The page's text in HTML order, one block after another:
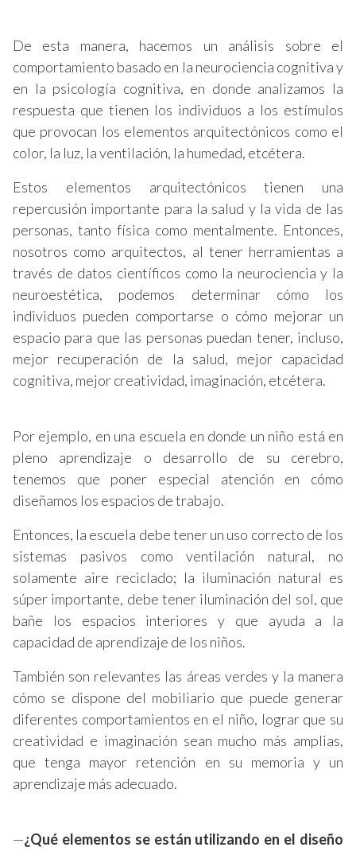
De esta manera, hacemos un análisis sobre el
comportamiento basado en la neurociencia cognitiva y
en la psicología cognitiva, en donde analizamos la
respuesta que tienen los individuos a los estímulos
que provocan los elementos arquitectónicos como el
color, la luz, la ventilación, la humedad, etcétera.
Estos elementos arquitectónicos tienen una
repercusión importante para la salud y la vida de las
personas, tanto física como mentalmente. Entonces,
nosotros como arquitectos, al tener herramientas a
través de datos científicos como la neurociencia y la
neuroestética, podemos determinar cómo los
individuos pueden comportarse o cómo mejorar un
espacio para que las personas puedan tener, incluso,
mejor recuperación de la salud, mejor capacidad
cognitiva, mejor creatividad, imaginación, etcétera.
Por ejemplo, en una escuela en donde un niño está en
pleno aprendizaje o desarrollo de su cerebro,
tenemos que poner especial atención en cómo
diseñamos los espacios de trabajo.
Entonces, la escuela debe tener un uso correcto de los
sistemas pasivos como ventilación natural, no
solamente aire reciclado; la iluminación natural es
súper importante, debe tener iluminación del sol, que
bañe los espacios interiores y que ayuda a la
capacidad de aprendizaje de los niños.
También son relevantes las áreas verdes y la manera
cómo se dispone del mobiliario que puede generar
diferentes comportamientos en el niño, lograr que su
creatividad e imaginación sean mucho más amplias,
que tenga mayor retención en su memoria y un
aprendizaje más adecuado.
—¿Qué elementos se están utilizando en el diseño